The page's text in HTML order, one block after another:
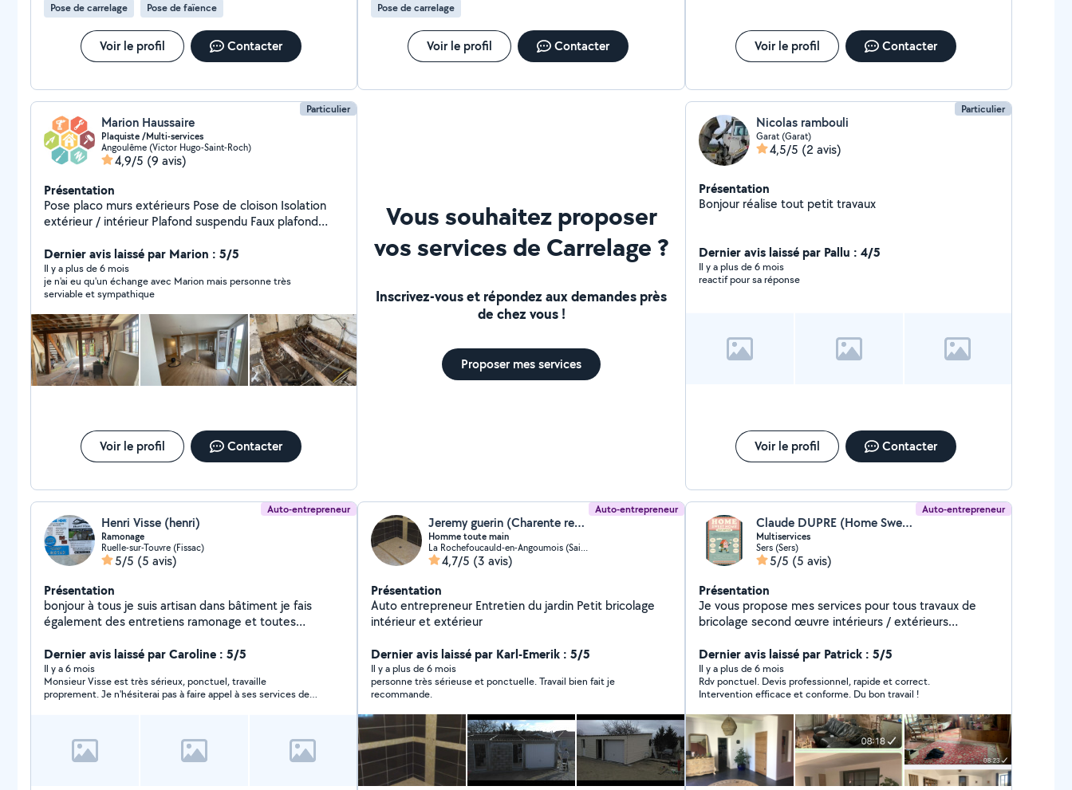
Pose de carrelage Pose de faïence
Voir le profil Contacter
Pose de carrelage
Voir le profil Contacter Voir le profil Contacter
Particulier
Marion Haussaire
Plaquiste /Multi-services
Angoulême (Victor Hugo-Saint-Roch)
4,9/5 (9 avis)
Présentation
Pose placo murs extérieurs Pose de cloison Isolation
extérieur / intérieur Plafond suspendu Faux plafond
de sol - pose de cuisine - pose de panneaux
photovoltaïques - électricité
Dernier avis laissé par Marion : 5/5
Il y a plus de 6 mois
je n'ai eu qu'un échange avec Marion mais personne très
serviable et sympathique
Voir le profil Contacter
Vous souhaitez proposer
vos services de Carrelage ?
Inscrivez-vous et répondez aux demandes près
de chez vous !
Proposer mes services
Particulier
Nicolas rambouli
Garat (Garat)
4,5/5 (2 avis)
Présentation
Bonjour réalise tout petit travaux
Dernier avis laissé par Pallu : 4/5
Il y a plus de 6 mois
reactif pour sa réponse
Voir le profil Contacter
Auto-entrepreneur
Henri Visse (henri)
Ramonage
Ruelle-sur-Touvre (Fissac)
5/5 (5 avis)
Présentation
bonjour à tous je suis artisan dans bâtiment je fais
également des entretiens ramonage et toutes
Dernier avis laissé par Caroline : 5/5
Il y a 6 mois
Monsieur Visse est très sérieux, ponctuel, travaille
proprement. Je n'hésiterai pas à faire appel à ses services de
Auto-entrepreneur
Jeremy guerin (Charente renov'tout)
Homme toute main
La Rochefoucauld-en-Angoumois (Saint-Projet-Saint-Constant)
4,7/5 (3 avis)
Présentation
Auto entrepreneur Entretien du jardin Petit bricolage
intérieur et extérieur
Dernier avis laissé par Karl-Emerik : 5/5
Il y a plus de 6 mois
personne très sérieuse et ponctuelle. Travail bien fait je
recommande.
Auto-entrepreneur
Claude DUPRE (Home Sweet Home)
Multiservices
Sers (Sers)
5/5 (5 avis)
Présentation
Je vous propose mes services pour tous travaux de
bricolage second œuvre intérieurs / extérieurs
Montage de meuble Nettoyage intérieur extérieur
Pose de sol souple parquet Peinture Papier peint
Débarras Coaching déco
Dernier avis laissé par Patrick : 5/5
Il y a plus de 6 mois
Rdv ponctuel. Devis professionnel, rapide et correct.
Intervention efficace et conforme. Du bon travail !